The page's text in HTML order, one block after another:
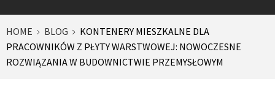
HOME BLOG
KONTENERY MIESZKALNE DLA
PRACOWNIKÓW Z PŁYTY WARSTWOWEJ: NOWOCZESNE
ROZWIĄZANIA W BUDOWNICTWIE PRZEMYSŁOWYM